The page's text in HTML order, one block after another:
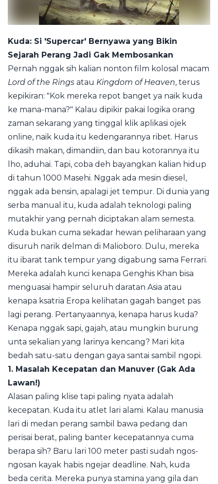
Kuda: Si 'Supercar' Bernyawa yang Bikin
Sejarah Perang Jadi Gak Membosankan
Pernah nggak sih kalian nonton film kolosal macam
Lord of the Rings atau Kingdom of Heaven, terus
kepikiran: "Kok mereka repot banget ya naik kuda
ke mana-mana?" Kalau dipikir pakai logika orang
zaman sekarang yang tinggal klik aplikasi ojek
online, naik kuda itu kedengarannya ribet. Harus
dikasih makan, dimandiin, dan bau kotorannya itu
lho, aduhai. Tapi, coba deh bayangkan kalian hidup
di tahun 1000 Masehi. Nggak ada mesin diesel,
nggak ada bensin, apalagi jet tempur. Di dunia yang
serba manual itu, kuda adalah teknologi paling
mutakhir yang pernah diciptakan alam semesta.
Kuda bukan cuma sekadar hewan peliharaan yang
disuruh narik delman di Malioboro. Dulu, mereka
itu ibarat tank tempur yang digabung sama Ferrari.
Mereka adalah kunci kenapa Genghis Khan bisa
menguasai hampir seluruh daratan Asia atau
kenapa ksatria Eropa kelihatan gagah banget pas
lagi perang. Pertanyaannya, kenapa harus kuda?
Kenapa nggak sapi, gajah, atau mungkin burung
unta sekalian yang larinya kencang? Mari kita
bedah satu-satu dengan gaya santai sambil ngopi.
1. Masalah Kecepatan dan Manuver (Gak Ada
Lawan!)
Alasan paling klise tapi paling nyata adalah
kecepatan. Kuda itu atlet lari alami. Kalau manusia
lari di medan perang sambil bawa pedang dan
perisai berat, paling banter kecepatannya cuma
berapa sih? Baru lari 100 meter pasti sudah ngos-
ngosan kayak habis ngejar deadline. Nah, kuda
beda cerita. Mereka punya stamina yang gila dan